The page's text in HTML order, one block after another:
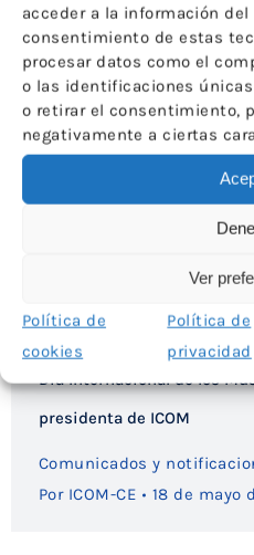
acceder a la información
consentimiento de estas
procesar datos como el
o las identificaciones
o retirar el consentimiento,
negativamente a ciertas
Ver
Política de
cookies
Política de
privacidad
Día Internacional de los
presidenta de ICOM
Comunicados y
Por ICOM-CE 18 de mayo